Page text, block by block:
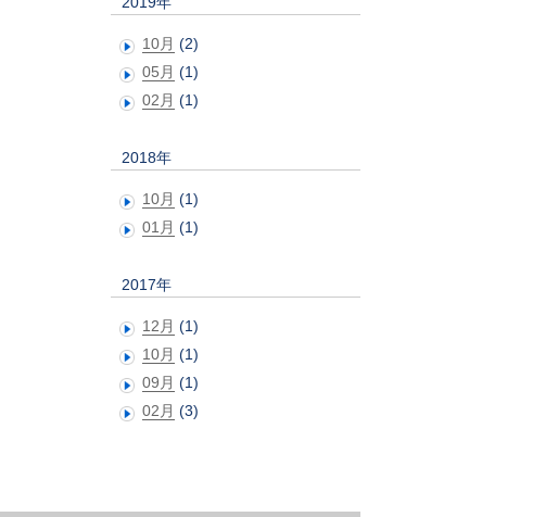
10月 (2)
05月 (1)
02月 (1)
2018年
10月 (1)
01月 (1)
2017年
12月 (1)
10月 (1)
09月 (1)
02月 (3)